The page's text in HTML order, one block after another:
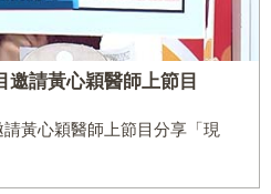
邀請黃心穎醫師上節目
黃心穎醫師上節目分享「現